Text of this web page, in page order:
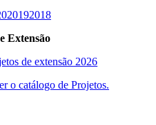
20192018
Extensão
o catálogo de Projetos.